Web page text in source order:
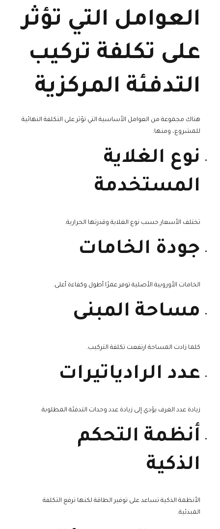
العوامل التي تؤثر
على تكلفة تركيب
التدفئة المركزية
هناك مجموعة من العوامل الأساسية التي تؤثر على التكلفة النهائية
للمشروع، ومنها:
نوع الغلاية
المستخدمة
تختلف الأسعار حسب نوع الغلاية وقدرتها الحرارية.
جودة الخامات
الخامات الأوروبية الأصلية توفر عمرًا أطول وكفاءة أعلى.
مساحة المبنى
كلما زادت المساحة ارتفعت تكلفة التركيب.
عدد الرادياتيرات
زيادة عدد الغرف يؤدي إلى زيادة عدد وحدات التدفئة المطلوبة.
أنظمة التحكم
الذكية
الأنظمة الذكية تساعد على توفير الطاقة لكنها ترفع التكلفة
المبدئية.